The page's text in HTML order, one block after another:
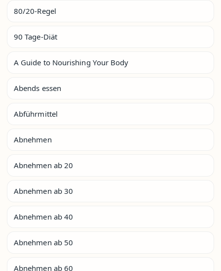
80/20-Regel
90 Tage-Diät
A Guide to Nourishing Your Body
Abends essen
Abführmittel
Abnehmen
Abnehmen ab 20
Abnehmen ab 30
Abnehmen ab 40
Abnehmen ab 50
Abnehmen ab 60